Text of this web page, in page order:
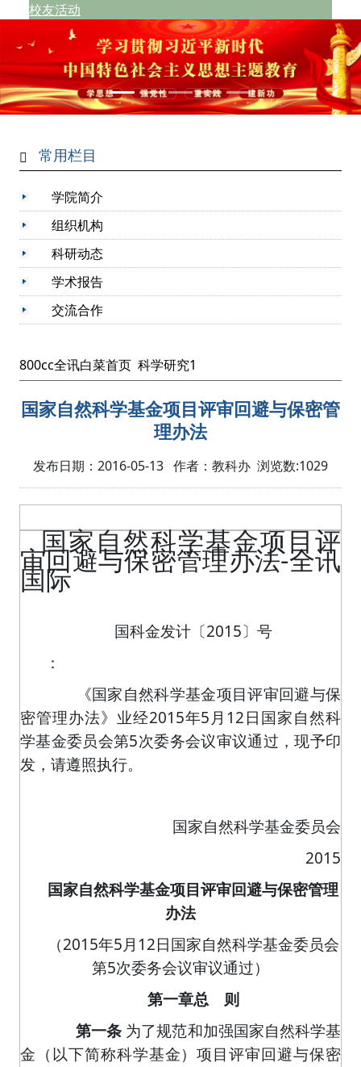
校友活动
常用栏目
学院简介
组织机构
科研动态
学术报告
交流合作
800cc全讯白菜首页 科学研究1
国家自然科学基金项目评审回避与保密管
理办法
发布日期：2016-05-13 作者：教科办 浏览数:1029
国家自然科学基金项目评
审回避与保密管理办法-全讯
国际
国科金发计〔2015〕号
：
《国家自然科学基金项目评审回避与保
密管理办法》业经2015年5月 12日国家自然科
学基金委员会第5次委务会议审议通过，现予印
发，请遵照执行。
国家自然科学基金委员会
2015
国家自然科学基金项目评审回避与保密管理
办法
（2015年5月 12日国家自然科学基金委员会
第5次委务会议审议通过）
第一章总 则
第一条 为了规范和加强国家自然科学基
金（以下简称科学基金）项目评审回避与保密